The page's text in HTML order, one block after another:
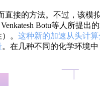
接的方法。不过，该
Venkatesh Botu等人所提
。 这种新的加速从头计
。在几种不同的化学环境